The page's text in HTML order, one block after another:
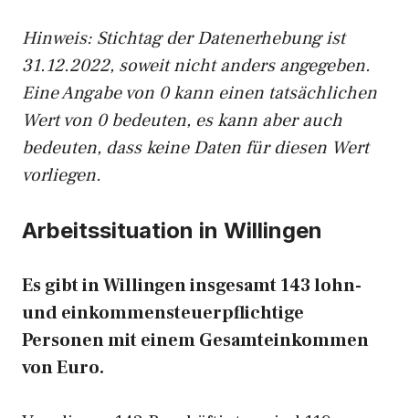
Hinweis: Stichtag der Datenerhebung ist
31.12.2022, soweit nicht anders angegeben.
Eine Angabe von 0 kann einen tatsächlichen
Wert von 0 bedeuten, es kann aber auch
bedeuten, dass keine Daten für diesen Wert
vorliegen.
Arbeitssituation in Willingen
Es gibt in Willingen insgesamt 143 lohn-
und einkommensteuerpflichtige
Personen mit einem Gesamteinkommen
von Euro.